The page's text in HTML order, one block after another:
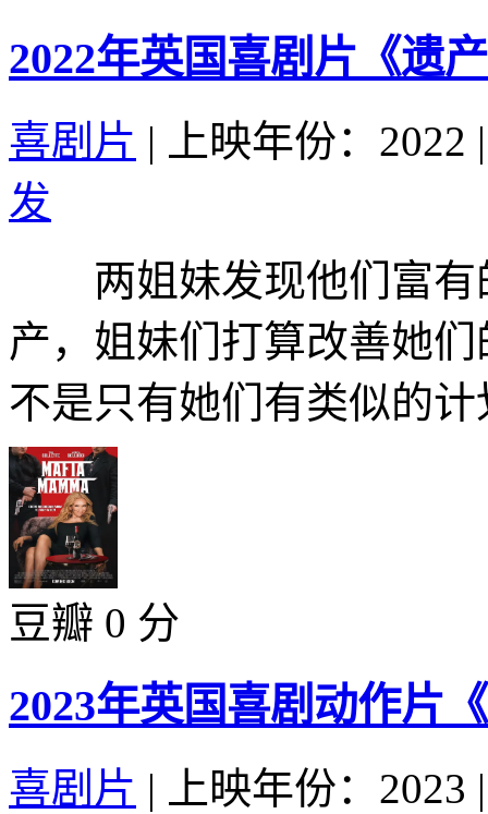
2022年英国喜剧片《遗
喜剧片 | 上映年份：2022 |
发
两姐妹发现他们富有
产，姐妹们打算改善她
不是只有她们有类似的
豆瓣 0 分
2023年英国喜剧动作片
喜剧片 | 上映年份：2023 |